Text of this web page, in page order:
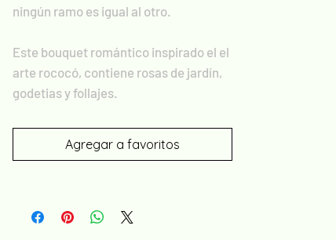
ningún ramo es igual al otro.
Este bouquet romántico inspirado el el
arte rococó, contiene rosas de jardín,
godetias y follajes.
Agregar a favoritos